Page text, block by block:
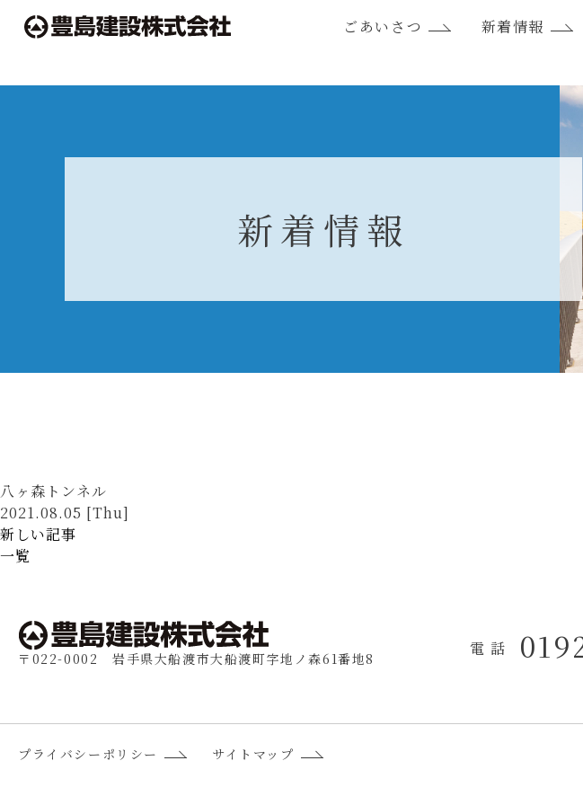
ごあいさつ 新着情報
新着情報
八ヶ森トンネル
2021.08.05 [Thu]
新しい記事
一覧
〒022-0002 岩手県大船渡市大船渡町字地ノ森61番地8 電 話
プライバシーポリシー サイトマップ